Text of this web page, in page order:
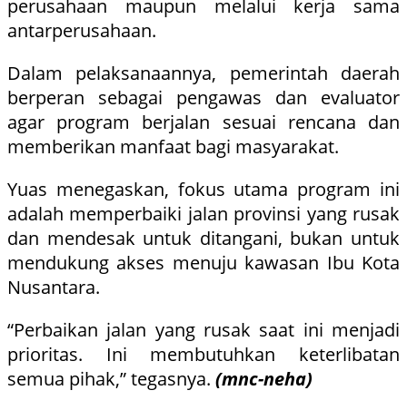
perusahaan maupun melalui kerja sama
antarperusahaan.
Dalam pelaksanaannya, pemerintah daerah
berperan sebagai pengawas dan evaluator
agar program berjalan sesuai rencana dan
memberikan manfaat bagi masyarakat.
Yuas menegaskan, fokus utama program ini
adalah memperbaiki jalan provinsi yang rusak
dan mendesak untuk ditangani, bukan untuk
mendukung akses menuju kawasan Ibu Kota
Nusantara.
“Perbaikan jalan yang rusak saat ini menjadi
prioritas. Ini membutuhkan keterlibatan
semua pihak,” tegasnya. (mnc-neha)